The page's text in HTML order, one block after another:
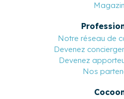
Notre réseau de
Devenez
Devenez
Nos